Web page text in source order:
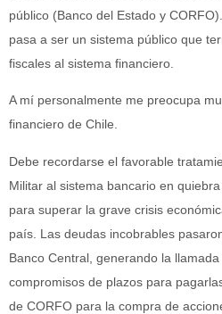
público (Banco del Estado y
pasa a ser un sistema público que
fiscales al sistema financiero.
A mí personalmente me preocupa
financiero de Chile.
Debe recordarse el favorable
Militar al sistema bancario en
para superar la grave crisis
país. Las deudas incobrables
Banco Central, generando la
compromisos de plazos para
de CORFO para la compra de